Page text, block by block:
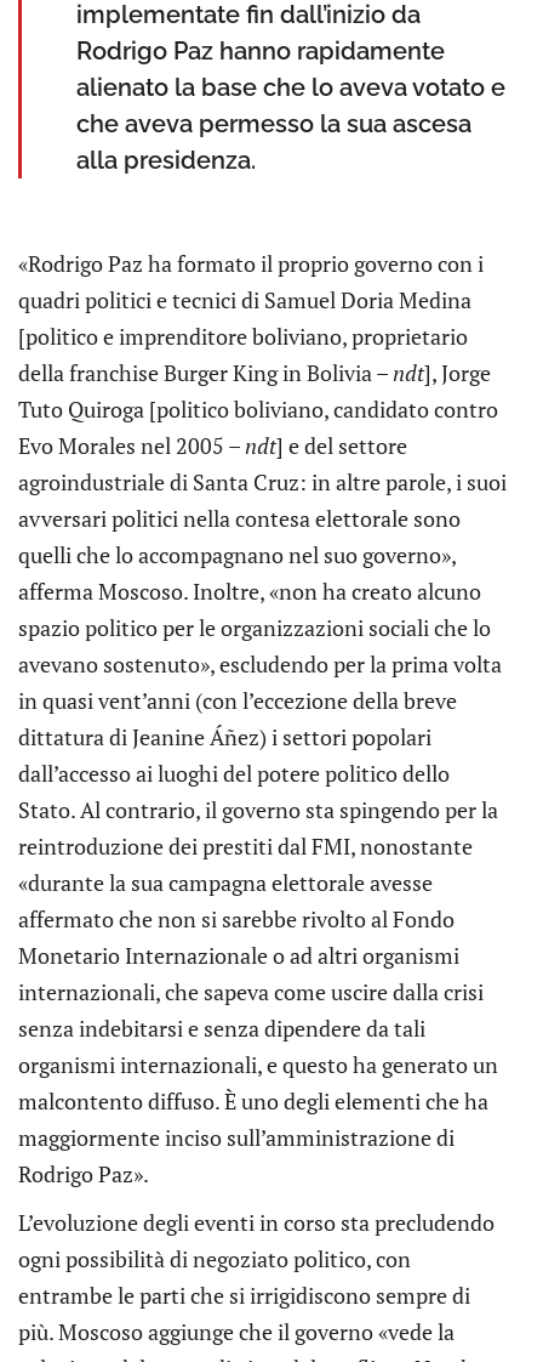
implementate fin dall’inizio da
Rodrigo Paz hanno rapidamente
alienato la base che lo aveva votato e
che aveva permesso la sua ascesa
alla presidenza.
«Rodrigo Paz ha formato il proprio governo con i
quadri politici e tecnici di Samuel Doria Medina
[politico e imprenditore boliviano, proprietario
della franchise Burger King in Bolivia –ndt], Jorge
Tuto Quiroga [politico boliviano, candidato contro
Evo Morales nel 2005 –ndt] e del settore
agroindustriale di Santa Cruz: in altre parole, i suoi
avversari politici nella contesa elettorale sono
quelli che lo accompagnano nel suo governo»,
afferma Moscoso. Inoltre, «non ha creato alcuno
spazio politico per le organizzazioni sociali che lo
avevano sostenuto», escludendo per la prima volta
in quasi vent’anni (con l’eccezione della breve
dittatura di Jeanine Áñez) i settori popolari
dall’accesso ai luoghi del potere politico dello
Stato. Al contrario, il governo sta spingendo per la
reintroduzione dei prestiti dal FMI, nonostante
«durante la sua campagna elettorale avesse
affermato che non si sarebbe rivolto al Fondo
Monetario Internazionale o ad altri organismi
internazionali, che sapeva come uscire dalla crisi
senza indebitarsi e senza dipendere da tali
organismi internazionali, e questo ha generato un
malcontento diffuso. È uno degli elementi che ha
maggiormente inciso sull’amministrazione di
Rodrigo Paz».
L’evoluzione degli eventi in corso sta precludendo
ogni possibilità di negoziato politico, con
entrambe le parti che si irrigidiscono sempre di
più. Moscoso aggiunge che il governo «vede la